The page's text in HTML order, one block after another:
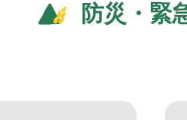
防災・緊